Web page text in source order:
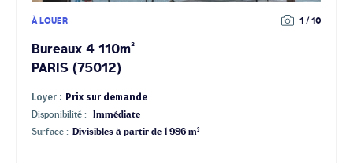
À LOUER 1 / 10
Bureaux 4 110m²
PARIS (75012)
Loyer : Prix sur demande
Disponibilité :
Immédiate
Surface : Divisibles à partir de 1 986 m²